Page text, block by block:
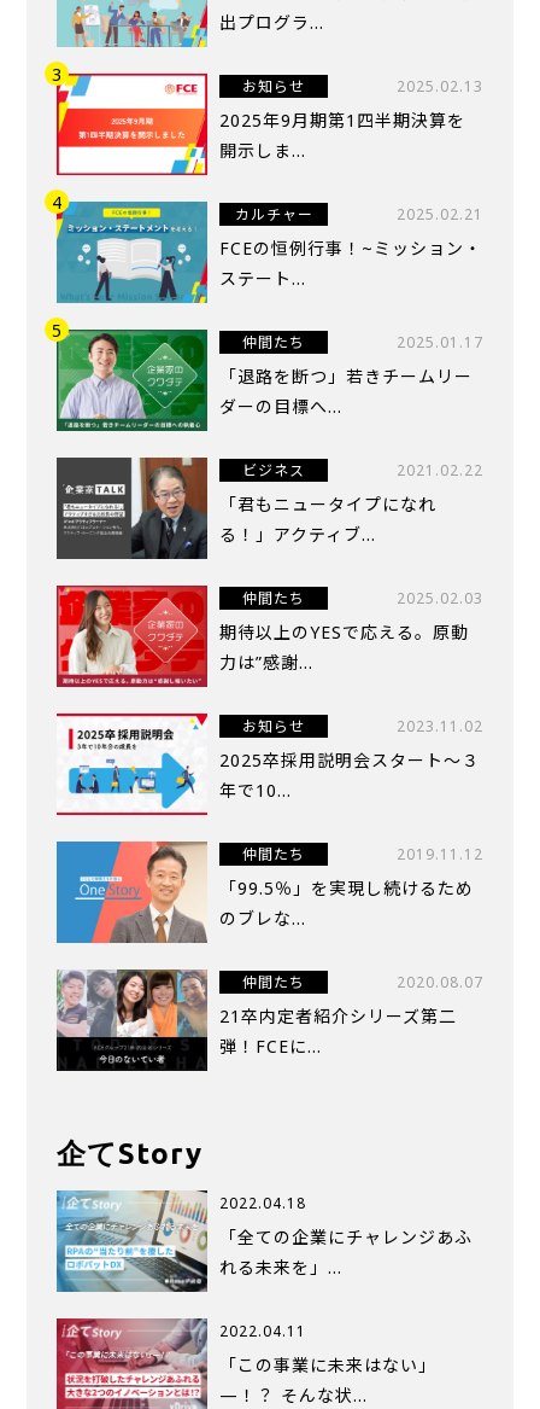
出プログラ...
お知らせ 2025.02.13
2025年9月期第1四半期決算を
開示しま...
カルチャー 2025.02.21
FCEの恒例行事！~ミッション・
ステート...
仲間たち 2025.01.17
「退路を断つ」若きチームリー
ダーの目標へ...
ビジネス 2021.02.22
「君もニュータイプになれ
る！」アクティブ...
仲間たち 2025.02.03
期待以上のYESで応える。原動
力は”感謝...
お知らせ 2023.11.02
2025卒採用説明会スタート～３
年で10...
仲間たち 2019.11.12
「99.5％」を実現し続けるため
のブレな...
仲間たち 2020.08.07
21卒内定者紹介シリーズ第二
弾！FCEに...
企てStory
2022.04.18
「全ての企業にチャレンジあふ
れる未来を」…
2022.04.11
「この事業に未来はない」
—！？ そんな状…